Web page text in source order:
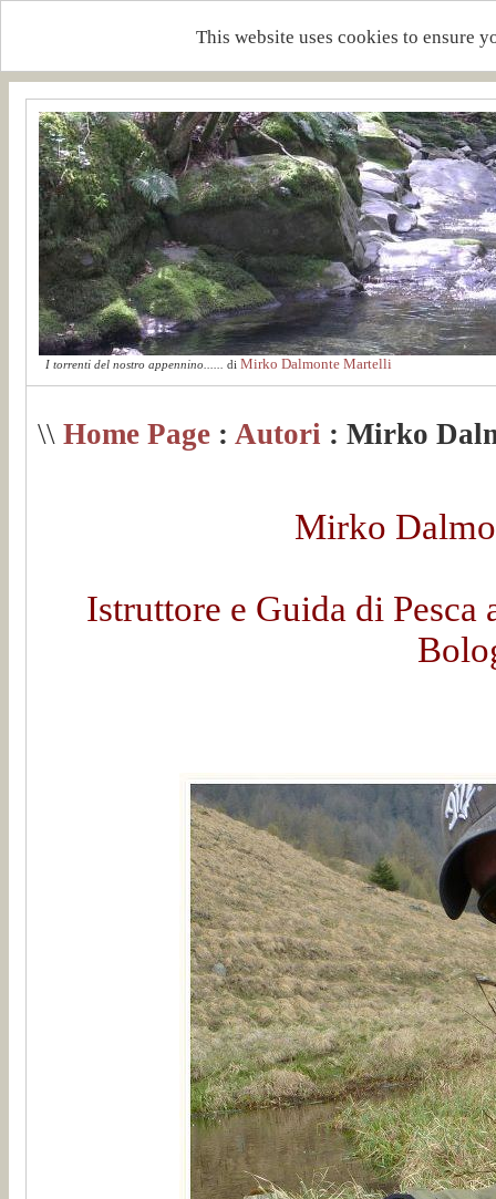
This website uses cookies to ensure
I torrenti del nostro appennino...... di Mirko Dalmonte Martelli
\\ Home Page : Autori : Mirko
Mirko
Istruttore e Guida di Pesca